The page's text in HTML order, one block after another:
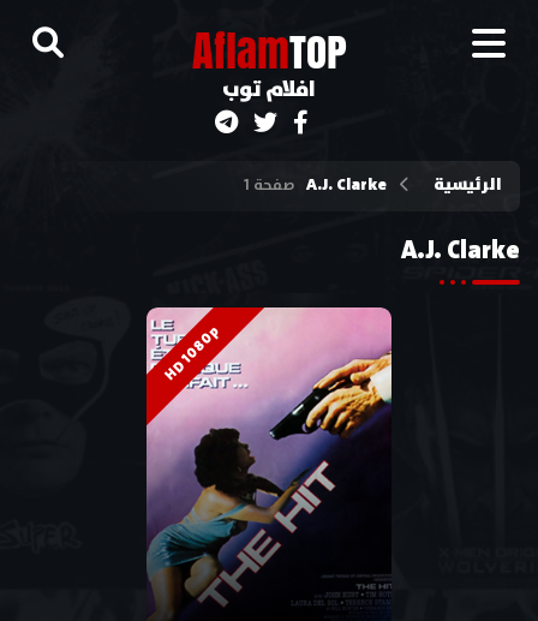
AflamTOP
افلام توب
الرئيسية A.J. Clarke صفحة 1
A.J. Clarke
HD 1080p